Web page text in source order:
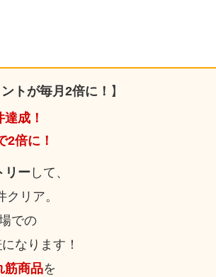
トが毎月2倍に！ 】
成！
2倍に！
リーして、
クリア。
での
になります！
筋商品を